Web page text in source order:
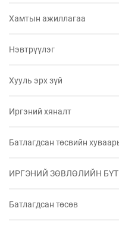
Хамтын ажиллагаа
Нэвтрүүлэг
Хууль эрх зүй
Иргэний хяналт
Батлагдсан төсвийн
ИРГЭНИЙ ЗӨВЛӨЛИЙН
Батлагдсан төсөв